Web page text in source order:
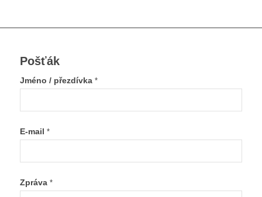
Pošťák
Jméno / přezdívka *
E-mail *
Zpráva *